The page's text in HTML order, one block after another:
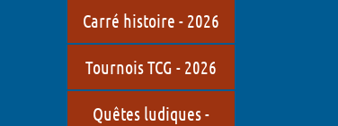
Qui sommes-nous ?
Jeux de société en Hauts-de-
France
Carré histoire - 2026
Tournois TCG - 2026
Quêtes ludiques -